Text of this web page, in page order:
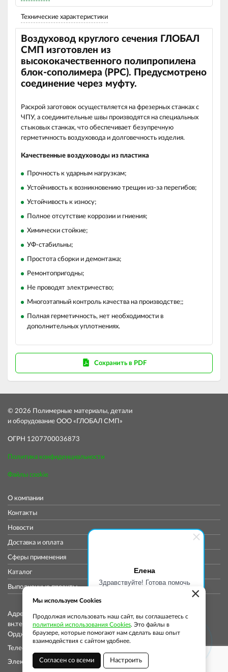
Елена
Здравствуйте! Готова помочь
Технические характеристики
Воздуховод круглого сечения ГЛОБАЛ
СМП изготовлен из
высококачественного полипропилена
блок-сополимера (РРС). Предусмотрено
соединение через муфту.
Раскрой заготовок осуществляется на фрезерных станках с
ЧПУ, а соединительные швы производятся на специальных
стыковых станках, что обеспечивает безупречную
герметичность воздуховода и долговечность изделия.
Качественные воздуховоды из пластика
Прочность к ударным нагрузкам;
Устойчивость к возникновению трещин из-за перегибов;
Устойчивость к износу;
Полное отсутствие коррозии и гниения;
Химически стойкие;
УФ-стабильны;
Простота сборки и демонтажа;
Ремонтопригодны;
Не проводят электричество;
Многоэтапный контроль качества на производстве;;
Полная герметичность, нет необходимости в
дополнительных уплотнениях.
Сохранить в PDF
© 2026 Полимерные материалы, детали
и оборудование ООО «ГЛОБАЛ СМП»
ОГРН 1207700036873
Политика конфиденциальности
Файлы cookie
О компании
Контакты
Новости
Доставка и оплата
Сферы применения
Каталог
Выполненные проекты
Адрес коммерческого отдела: 115419, Город Москва,
вн.тер.г. муниципальный округ Донской, ул
Орджоникидзе, д. 11, стр. 11, помещ. 12/5
Телефон: +7 (913) 913-76-37
Электронная почта:info@globalsmp.ru
×
Мы используем Cookies
Продолжая использовать наш сайт, вы соглашаетесь с
политикой использования Cookies. Это файлы в
браузере, которые помогают нам сделать ваш опыт
взаимодействия с сайтом удобнее.
Согласен со всеми Настроить